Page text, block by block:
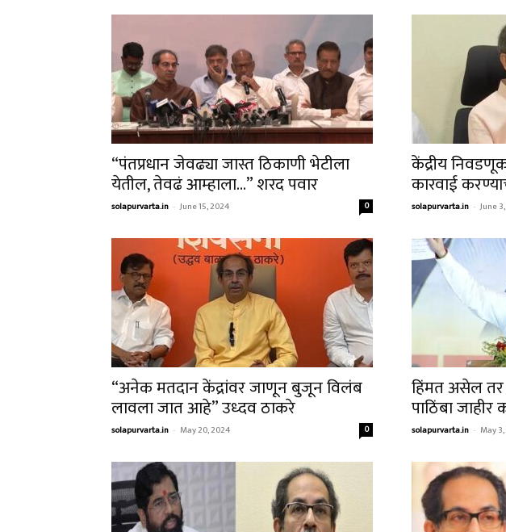
“पंतप्रधान जेवढ्या जास्त ठिकाणी भेटीला
येतील, तेवढं आम्हाला…” शरद पवार
solapurvarta.in - June 15, 2024 0
केंद्रीय
कारवाई
solapurvarta.in - June
“अनेक मतदान केंद्रांवर जाणून बुजून विलंब
लावला जात आहे” उध्दव ठाकरे
solapurvarta.in - May 20, 2024 0
हिंमत असेल तर
पाठिंबा
solapurvarta.in - May